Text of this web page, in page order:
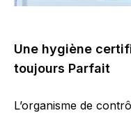
Une hygiène
toujours Parfait
L’organisme de